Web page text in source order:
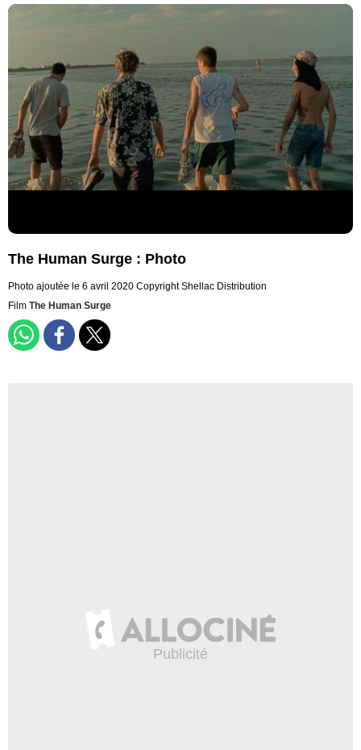
The Human Surge : Photo
Photo ajoutée le 6 avril 2020 Copyright Shellac Distribution
Film The Human Surge